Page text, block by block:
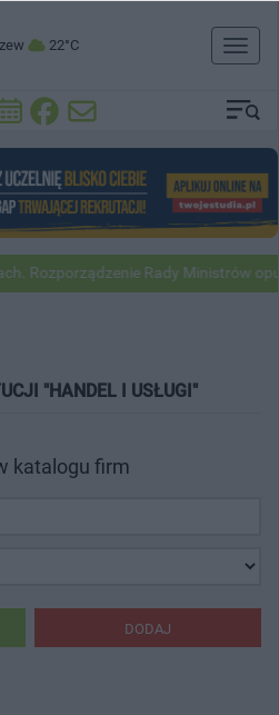
22°C
Toggle
Rozporządzenie Rady Ministrów
"HANDEL I USŁUGI"
katalogu firm
DODAJ